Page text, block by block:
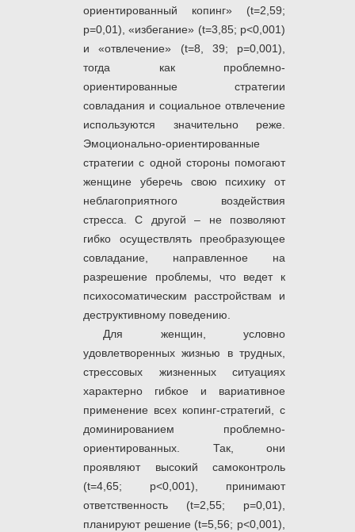
ориентированный копинг» (t=2,59;
p=0,01), «избегание» (t=3,85; p<0,001)
и «отвлечение» (t=8, 39; p=0,001),
тогда как проблемно-
ориентированные стратегии
совладания и социальное отвлечение
используются значительно реже.
Эмоционально-ориентированные
стратегии с одной стороны помогают
женщине уберечь свою психику от
неблагоприятного воздействия
стресса. С другой – не позволяют
гибко осуществлять преобразующее
совладание, направленное на
разрешение проблемы, что ведет к
психосоматическим расстройствам и
деструктивному поведению.
Для женщин, условно
удовлетворенных жизнью в трудных,
стрессовых жизненных ситуациях
характерно гибкое и вариативное
применение всех копинг-стратегий, с
доминированием проблемно-
ориентированных. Так, они
проявляют высокий самоконтроль
(t=4,65; p<0,001), принимают
ответственность (t=2,55; p=0,01),
планируют решение (t=5,56; p<0,001),